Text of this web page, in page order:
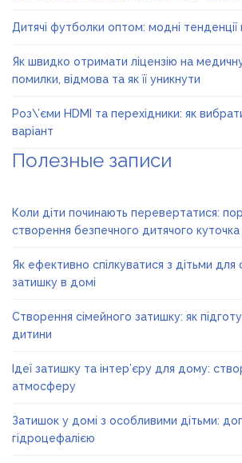
Дитячі футболки оптом: модні
Як швидко отримати ліцензію на
помилки, відмова та як її уникнути
Роз\’єми HDMI та перехідники: як
варіант
Полезные записи
Коли діти починають перевертатися:
створення безпечного дитячого куточка
Як ефективно спілкуватися з дітьми для
затишку в домі
Створення сімейного затишку: як
дитини
Ідеї затишку та інтер’єру для дому:
атмосферу
Затишок у домі з особливими дітьми:
гідроцефалією